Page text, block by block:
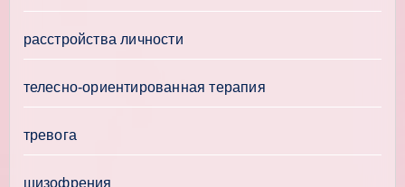
расстройства личности
телесно-ориентированная терапия
тревога
шизофрения